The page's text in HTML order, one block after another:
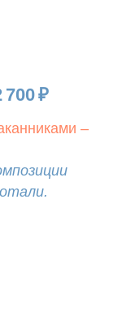
700₽
–